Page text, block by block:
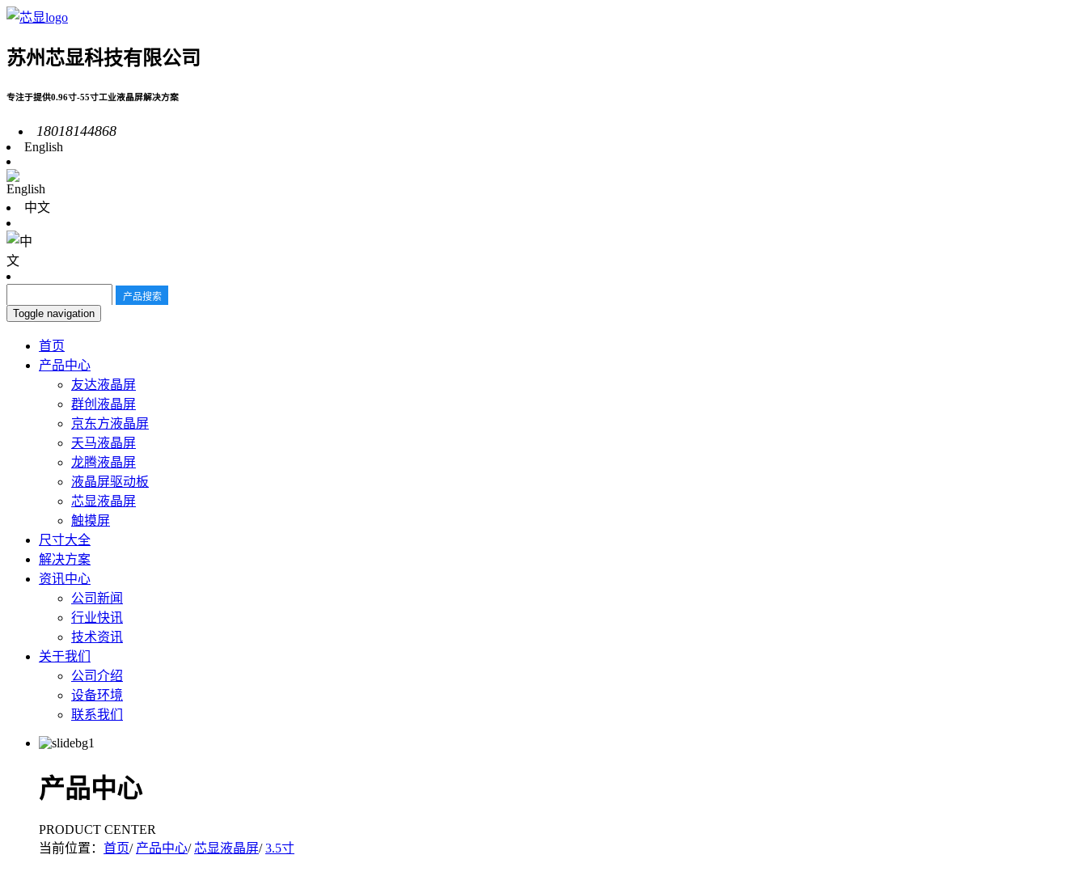
苏州芯显科技有限公司
专注于提供0.96寸-55寸工业液晶屏解决方案
18018144868
English
中文
Toggle navigation
首页
产品中心
友达液晶屏
群创液晶屏
京东方液晶屏
天马液晶屏
龙腾液晶屏
液晶屏驱动板
芯显液晶屏
触摸屏
尺寸大全
解决方案
资讯中心
公司新闻
行业快讯
技术资讯
关于我们
公司介绍
设备环境
联系我们
产品中心
PRODUCT CENTER
当前位置： 首页/ 产品中心/ 芯显液晶屏/3.5寸